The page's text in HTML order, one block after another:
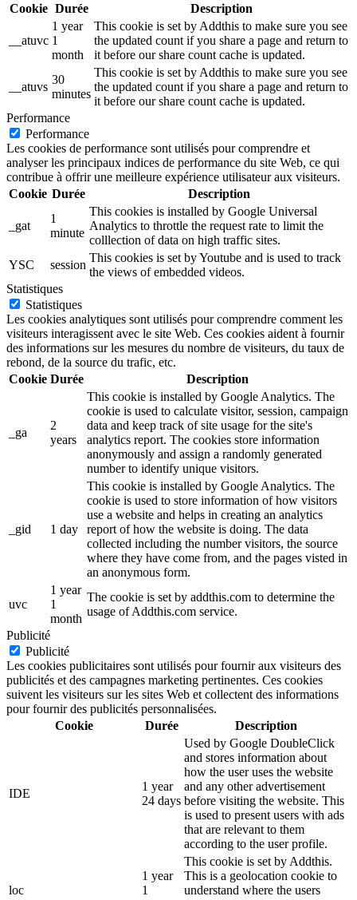
Cookie Durée Description
__atuvc
1 year
1
month
This cookie is set by Addthis to make sure you see
the updated count if you share a page and return to
it before our share count cache is updated.
__atuvs
30
minutes
This cookie is set by Addthis to make sure you see
the updated count if you share a page and return to
it before our share count cache is updated.
Performance
Performance
Les cookies de performance sont utilisés pour comprendre et
analyser les principaux indices de performance du site Web, ce qui
contribue à offrir une meilleure expérience utilisateur aux visiteurs.
Cookie Durée Description
_gat
1
minute
This cookies is installed by Google Universal
Analytics to throttle the request rate to limit the
colllection of data on high traffic sites.
YSC
session
This cookies is set by Youtube and is used to track
the views of embedded videos.
Statistiques
Statistiques
Les cookies analytiques sont utilisés pour comprendre comment les
visiteurs interagissent avec le site Web. Ces cookies aident à fournir
des informations sur les mesures du nombre de visiteurs, du taux de
rebond, de la source du trafic, etc.
Cookie Durée Description
_ga
2
years
This cookie is installed by Google Analytics. The
cookie is used to calculate visitor, session, campaign
data and keep track of site usage for the site's
analytics report. The cookies store information
anonymously and assign a randomly generated
number to identify unique visitors.
_gid 1 day
This cookie is installed by Google Analytics. The
cookie is used to store information of how visitors
use a website and helps in creating an analytics
report of how the website is doing. The data
collected including the number visitors, the source
where they have come from, and the pages visted in
an anonymous form.
uvc
1 year
1
month
The cookie is set by addthis.com to determine the
usage of Addthis.com service.
Publicité
Publicité
Les cookies publicitaires sont utilisés pour fournir aux visiteurs des
publicités et des campagnes marketing pertinentes. Ces cookies
suivent les visiteurs sur les sites Web et collectent des informations
pour fournir des publicités personnalisées.
Cookie
Durée Description
IDE
1 year
24 days
Used by Google DoubleClick
and stores information about
how the user uses the website
and any other advertisement
before visiting the website. This
is used to present users with ads
that are relevant to them
according to the user profile.
loc
1 year
1
This cookie is set by Addthis.
This is a geolocation cookie to
understand where the users